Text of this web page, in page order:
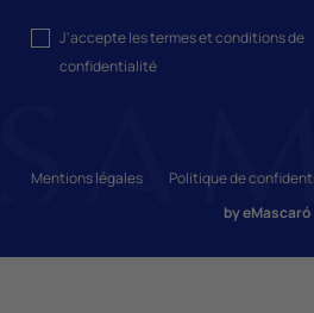
J'accepte lestermes et conditionsde
confidentialité
Mentions légales Politique de
byeMascaró